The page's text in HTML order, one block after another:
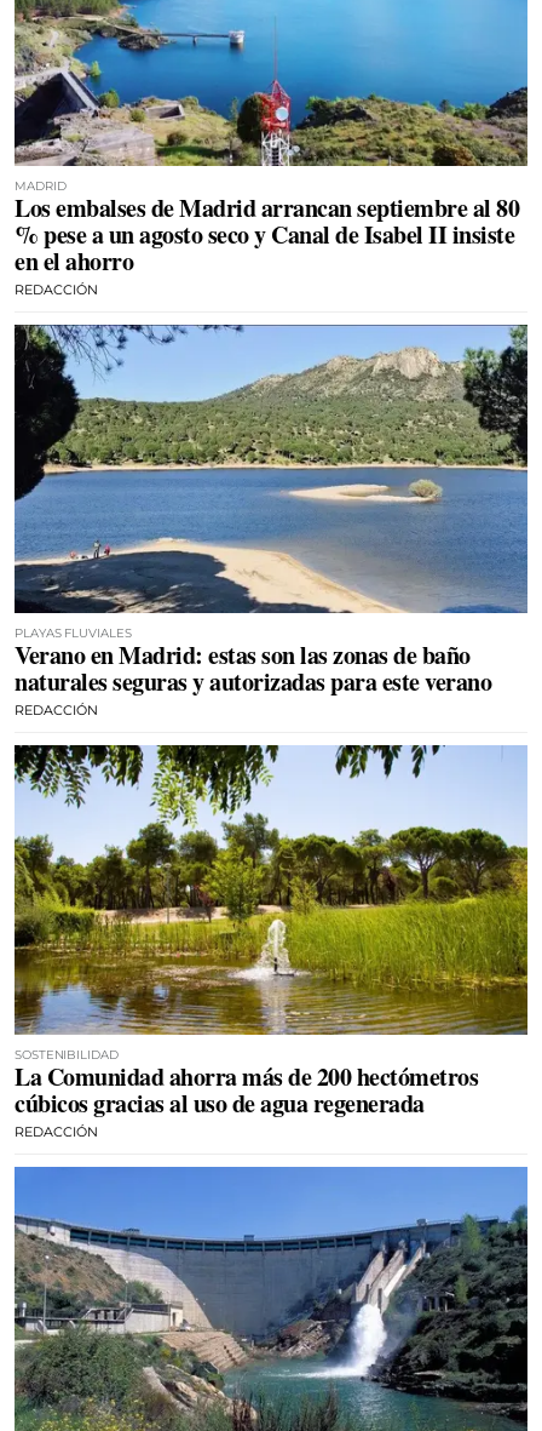
MADRID
Los embalses de Madrid arrancan septiembre al 80
% pese a un agosto seco y Canal de Isabel II insiste
en el ahorro
REDACCIÓN
PLAYAS FLUVIALES
Verano en Madrid: estas son las zonas de baño
naturales seguras y autorizadas para este verano
REDACCIÓN
SOSTENIBILIDAD
La Comunidad ahorra más de 200 hectómetros
cúbicos gracias al uso de agua regenerada
REDACCIÓN